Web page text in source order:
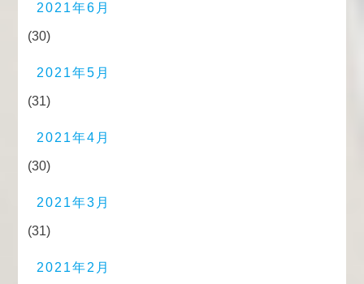
2021年6月
(30)
2021年5月
(31)
2021年4月
(30)
2021年3月
(31)
2021年2月